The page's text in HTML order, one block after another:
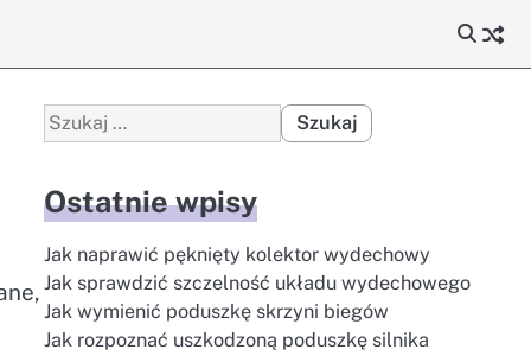
Szukaj:
Ostatnie wpisy
Jak naprawić pęknięty kolektor wydechowy
Jak sprawdzić szczelność układu wydechowego
Jak wymienić poduszkę skrzyni biegów
Jak rozpoznać uszkodzoną poduszkę silnika